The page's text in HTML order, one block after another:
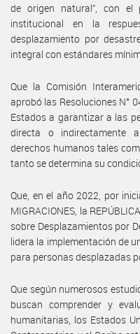
de origen natural”, con el
institucional en la
desplazamiento por
integral con estándares
Que la Comisión
aprobó las Resoluciones N°
Estados a garantizar a las
directa o indirectamente
derechos humanos tales
tanto se determina su
Que, en el año 2022, por
MIGRACIONES, la
sobre Desplazamientos por
lidera la implementación de
para personas desplazadas
Que según numerosos
buscan comprender y
humanitarias, los Estados